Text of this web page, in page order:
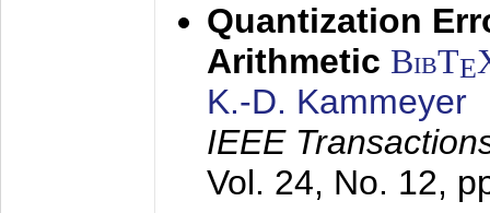
Quantization
Arithmetic BibTE
K.-D. Kammeyer
IEEE
Vol. 24, No. 12,